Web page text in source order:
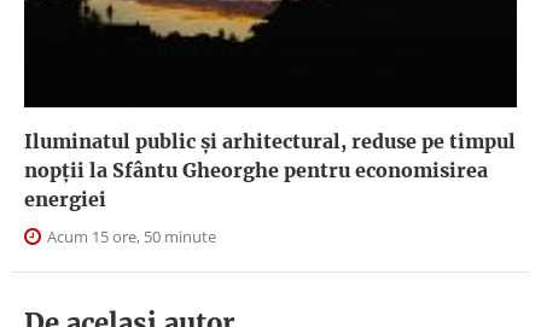
Iluminatul public şi arhitectural, reduse pe timpul
nopţii la Sfântu Gheorghe pentru economisirea
energiei
Acum 15 ore, 50 minute